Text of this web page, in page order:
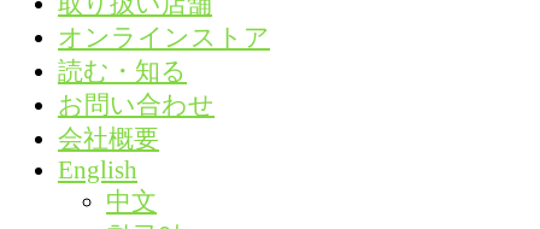
オンラインストア
読む・知る
お問い合わせ
会社概要
English
中文